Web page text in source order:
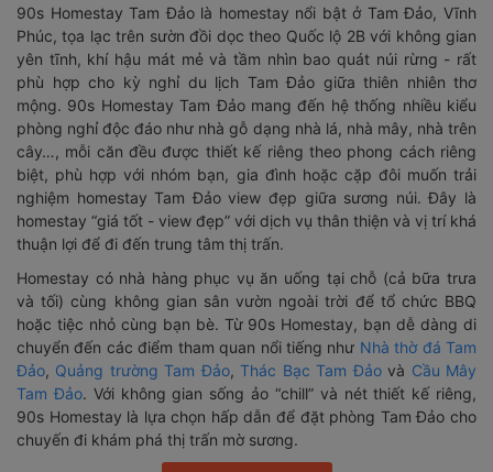
90s Homestay Tam Đảo là homestay nổi bật ở Tam Đảo, Vĩnh
Phúc, tọa lạc trên sườn đồi dọc theo Quốc lộ 2B với không gian
yên tĩnh, khí hậu mát mẻ và tầm nhìn bao quát núi rừng - rất
phù hợp cho kỳ nghỉ du lịch Tam Đảo giữa thiên nhiên thơ
mộng. 90s Homestay Tam Đảo mang đến hệ thống nhiều kiểu
phòng nghỉ độc đáo như nhà gỗ dạng nhà lá, nhà mây, nhà trên
cây…, mỗi căn đều được thiết kế riêng theo phong cách riêng
biệt, phù hợp với nhóm bạn, gia đình hoặc cặp đôi muốn trải
nghiệm homestay Tam Đảo view đẹp giữa sương núi. Đây là
homestay “giá tốt - view đẹp” với dịch vụ thân thiện và vị trí khá
thuận lợi để đi đến trung tâm thị trấn.
Homestay có nhà hàng phục vụ ăn uống tại chỗ (cả bữa trưa
và tối) cùng không gian sân vườn ngoài trời để tổ chức BBQ
hoặc tiệc nhỏ cùng bạn bè. Từ 90s Homestay, bạn dễ dàng di
chuyển đến các điểm tham quan nổi tiếng như Nhà thờ đá Tam
Đảo, Quảng trường Tam Đảo,Thác Bạc Tam Đảovà Cầu Mây
Tam Đảo. Với không gian sống ảo “chill” và nét thiết kế riêng,
90s Homestay là lựa chọn hấp dẫn để đặt phòng Tam Đảo cho
chuyến đi khám phá thị trấn mờ sương.